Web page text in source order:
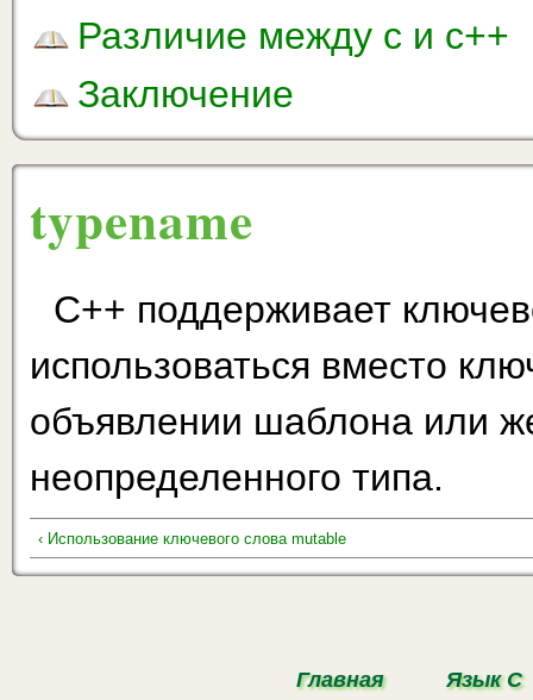
Различие между с и с++
Заключение
typename
С++ поддерживает
использоваться вместо
объявлении шаблона или
неопределенного типа.
‹ Использование ключевого слова mutable
Главная Язык С